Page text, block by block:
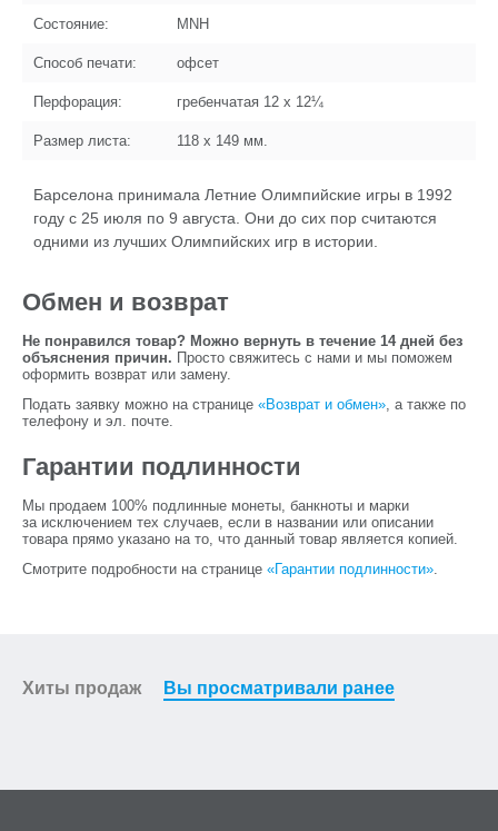
Состояние: MNH
Способ печати: офсет
Перфорация: гребенчатая 12 x 12¼
Размер листа: 118 x 149 мм.
Барселона принимала Летние Олимпийские игры в 1992
году с 25 июля по 9 августа. Они до сих пор считаются
одними из лучших Олимпийских игр в истории.
Обмен и возврат
Не понравился товар? Можно вернуть в течение 14 дней без
объяснения причин. Просто свяжитесь с нами и мы поможем
оформить возврат или замену.
Подать заявку можно на странице «Возврат и обмен», а также по
телефону и эл. почте.
Гарантии подлинности
Мы продаем 100% подлинные монеты, банкноты и марки
за исключением тех случаев, если в названии или описании
товара прямо указано на то, что данный товар является копией.
Смотрите подробности на странице «Гарантии подлинности».
Хиты продаж Вы просматривали ранее